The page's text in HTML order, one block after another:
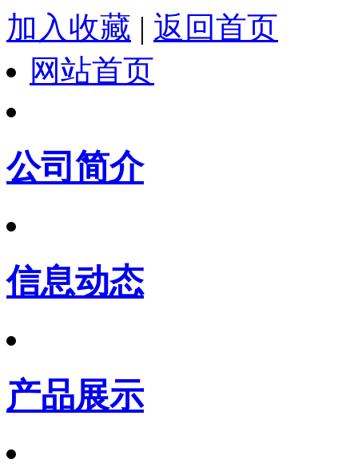
加入收藏 | 返回首页
网站首页
公司简介
信息动态
产品展示